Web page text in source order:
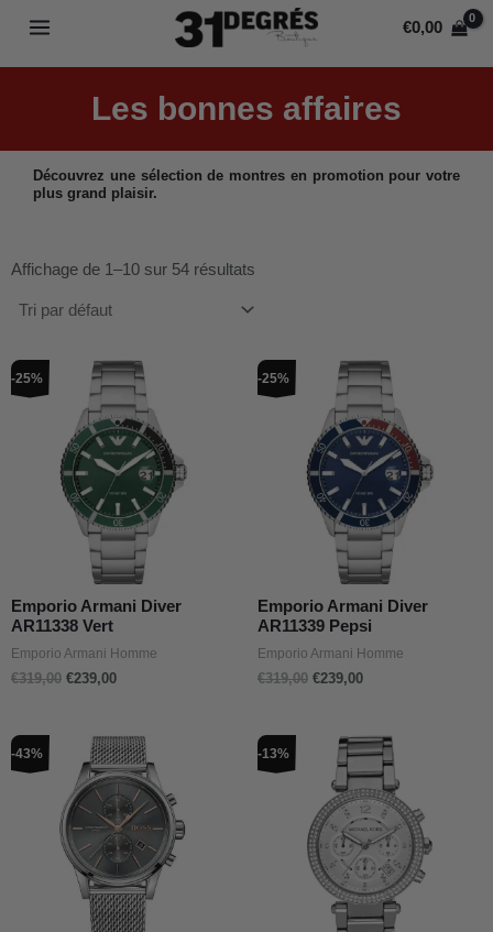
contenu
MAIN
€0,00
Les bonnes affaires
Découvrez une sélection de montres en promotion pour votre
plus grand plaisir.
Affichage de 1–10 sur 54 résultats
-25%
Emporio Armani Diver
AR11338 Vert
Emporio Armani Homme
€319,00
initial
était :
€319,00.
€239,00
Le
prix
actuel
est :
€239,00.
-25%
Emporio Armani Diver
AR11339 Pepsi
Emporio Armani Homme
€319,00
initial
était :
€319,00.
€239,00
Le
prix
actuel
est :
€239,00.
-43%
prix
initial
était :
€399,00.
Le
prix
actuel
est :
€229,00.
-13%
prix
initial
était :
€299,00.
Le
prix
actuel
est :
€259,00.